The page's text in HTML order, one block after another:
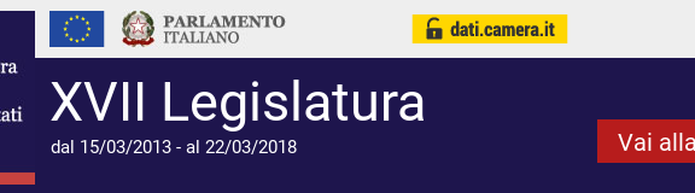
XVII Legislatura
dal 15/03/2013 - al 22/03/2018 Vai